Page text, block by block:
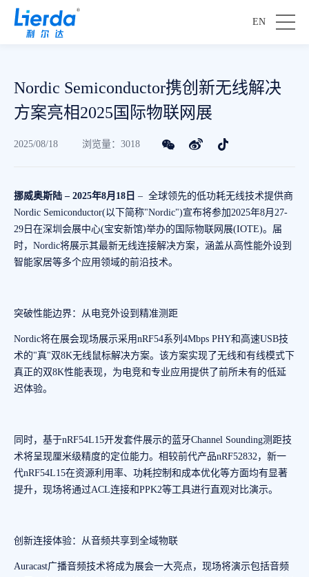
EN
Nordic Semiconductor携创新无线解决
方案亮相2025国际物联网展
2025/08/18 浏览量：3018
挪威奥斯陆 – 2025年8月18日 – 全球领先的低功耗无线技术提供商
Nordic Semiconductor(以下简称"Nordic")宣布将参加2025年8月27-
29日在深圳会展中心(宝安新馆)举办的国际物联网展(IOTE)。届
时，Nordic将展示其最新无线连接解决方案，涵盖从高性能外设到
智能家居等多个应用领域的前沿技术。
突破性能边界：从电竞外设到精准测距
Nordic将在展会现场展示采用nRF54系列4Mbps PHY和高速USB技
术的"真"双8K无线鼠标解决方案。该方案实现了无线和有线模式下
真正的双8K性能表现，为电竞和专业应用提供了前所未有的低延
迟体验。
同时，基于nRF54L15开发套件展示的蓝牙Channel Sounding测距技
术将呈现厘米级精度的定位能力。相较前代产品nRF52832，新一
代nRF54L15在资源利用率、功耗控制和成本优化等方面均有显著
提升，现场将通过ACL连接和PPK2等工具进行直观对比演示。
创新连接体验：从音频共享到全域物联
Auracast广播音频技术将成为展会一大亮点，现场将演示包括音频